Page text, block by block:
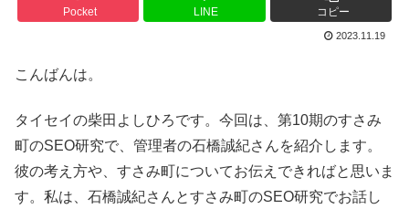
Pocket LINE コピー
2023.11.19
こんばんは。
タイセイの柴田よしひろです。今回は、第10期のすさみ
町のSEO研究で、管理者の石橋誠紀さんを紹介します。
彼の考え方や、すさみ町についてお伝えできればと思いま
す。私は、石橋誠紀さんとすさみ町のSEO研究でお話し